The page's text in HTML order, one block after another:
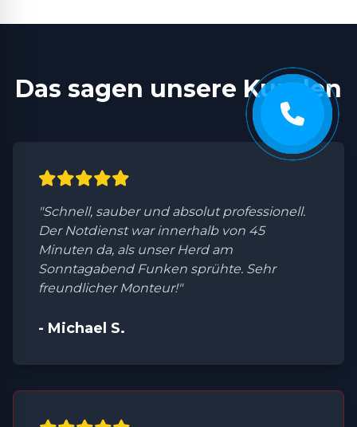
Das sagen unsere Kunden
"Schnell, sauber und absolut professionell.
Der Notdienst war innerhalb von 45
Minuten da, als unser Herd am
Sonntagabend Funken sprühte. Sehr
freundlicher Monteur!"
- Michael S.